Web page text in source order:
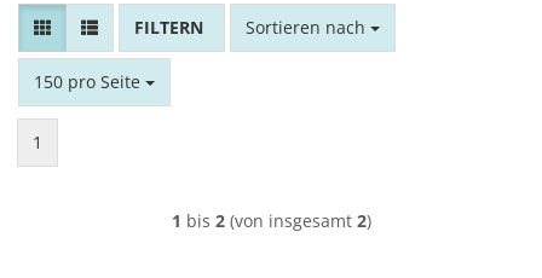
FILTERSortieren nach
Sortieren nach
150 pro Seite
pro Seite
1
1 bis 2(von insgesamt 2)